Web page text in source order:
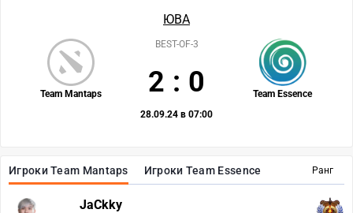
Ранг
Игроки Team Mantaps Игроки Team Essence
JaCkky
ЮВА
Team Mantaps Team Essence
BEST-OF-3
2 : 0
28.09.24 в 07:00